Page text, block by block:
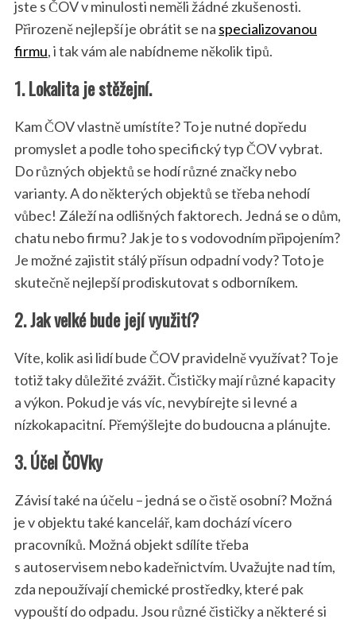
jste s ČOV v minulosti neměli žádné zkušenosti.
Přirozeně nejlepší je obrátit se na specializovanou
firmu, i tak vám ale nabídneme několik tipů.
1. Lokalita je stěžejní.
Kam ČOV vlastně umístíte? To je nutné dopředu
promyslet a podle toho specifický typ ČOV vybrat.
Do různých objektů se hodí různé značky nebo
varianty. A do některých objektů se třeba nehodí
vůbec! Záleží na odlišných faktorech. Jedná se o dům,
chatu nebo firmu? Jak je to s vodovodním připojením?
Je možné zajistit stálý přísun odpadní vody? Toto je
skutečně nejlepší prodiskutovat s odborníkem.
2. Jak velké bude její využití?
Víte, kolik asi lidí bude ČOV pravidelně využívat? To je
totiž taky důležité zvážit. Čističky mají různé kapacity
a výkon. Pokud je vás víc, nevybírejte si levné a
nízkokapacitní. Přemýšlejte do budoucna a plánujte.
3. Účel ČOVky
Závisí také na účelu – jedná se o čistě osobní? Možná
je v objektu také kancelář, kam dochází vícero
pracovníků. Možná objekt sdílíte třeba
s autoservisem nebo kadeřnictvím. Uvažujte nad tím,
zda nepoužívají chemické prostředky, které pak
vypouští do odpadu. Jsou různé čističky a některé si